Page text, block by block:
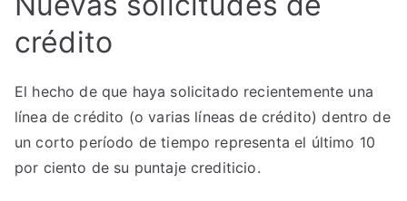
crédito
El hecho de que haya solicitado recientemente una
línea de crédito (o varias líneas de crédito) dentro de
un corto período de tiempo representa el último 10
por ciento de su puntaje crediticio.